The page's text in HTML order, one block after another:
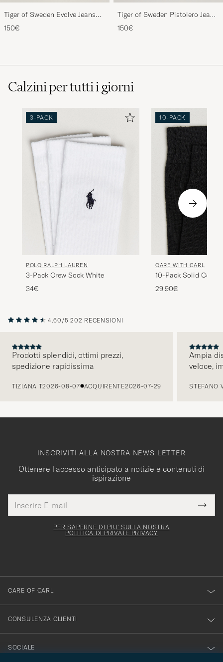
Tiger of Sweden Evolve Jeans
Forever Black
150€
Tiger of Sweden Pistolero Jeans
Ripen Blue
150€
Calzini per tutti i giorni
3-PACK
POLO RALPH LAUREN
3-Pack Crew Sock White
34€
10-PACK
CARE WITH CARL
10-Pack Solid
BLACK
29,90€
4.60/5 202 RECENSIONI
Prodotti splendidi, ottimi prezzi,
spedizione rapidissima
TIZIANA T2026-08-07 ACQUIRENTE2026-07-29
Ampia
veloce,
STEFANO
INSCRIVITI ALLA NOSTRA NEWS LETTER
Ottenere l'accesso anticipato a notizie e contenuti di
ispirazione
E-
mail
Grazie
per
PER SAPERNE DI PIU' SULLA NOSTRA
POLITICA DI PRIVATE PRIVACY
CARE OF CARL
CONSULENZA CLIENTI
SOCIALE